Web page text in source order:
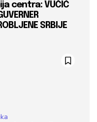
centra: VUČIĆ
SRBIJE